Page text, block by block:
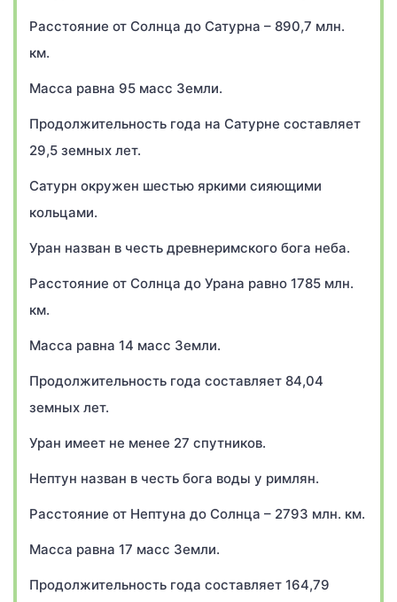
Расстояние от Солнца до Сатурна – 890,7 млн.
км.
Масса равна 95 масс Земли.
Продолжительность года на Сатурне составляет
29,5 земных лет.
Сатурн окружен шестью яркими сияющими
кольцами.
Уран назван в честь древнеримского бога неба.
Расстояние от Солнца до Урана равно 1785 млн.
км.
Масса равна 14 масс Земли.
Продолжительность года составляет 84,04
земных лет.
Уран имеет не менее 27 спутников.
Нептун назван в честь бога воды у римлян.
Расстояние от Нептуна до Солнца – 2793 млн. км.
Масса равна 17 масс Земли.
Продолжительность года составляет 164,79